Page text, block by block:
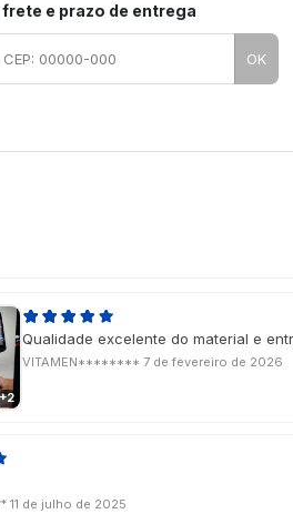
e prazo de entrega
OK
Qualidade excelente do material e
VITAMEN******** 7 de fevereiro de 2026
11 de julho de 2025